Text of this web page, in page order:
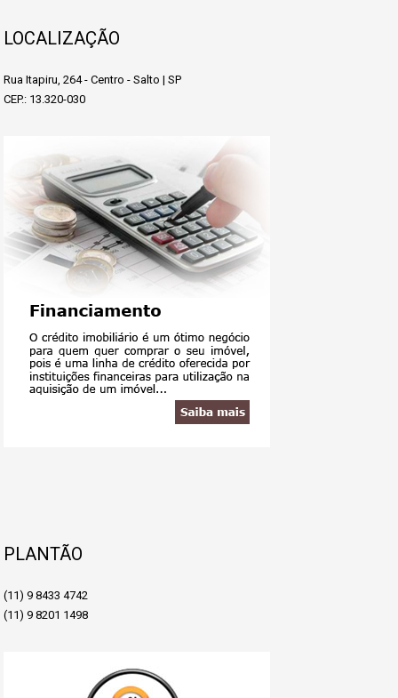
LOCALIZAÇÃO
Rua Itapiru, 264 - Centro - Salto | SP
CEP.: 13.320-030
PLANTÃO
(11) 9 8433 4742
(11) 9 8201 1498